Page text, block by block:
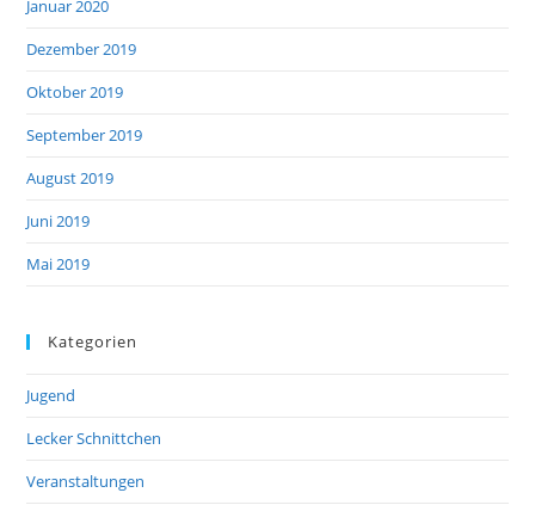
Januar 2020
Dezember 2019
Oktober 2019
September 2019
August 2019
Juni 2019
Mai 2019
Kategorien
Jugend
Lecker Schnittchen
Veranstaltungen